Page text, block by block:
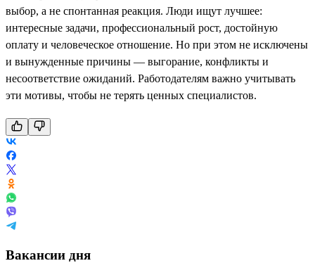
выбор, а не спонтанная реакция. Люди ищут лучшее:
интересные задачи, профессиональный рост, достойную
оплату и человеческое отношение. Но при этом не исключены
и вынужденные причины — выгорание, конфликты и
несоответствие ожиданий. Работодателям важно учитывать
эти мотивы, чтобы не терять ценных специалистов.
Вакансии дня